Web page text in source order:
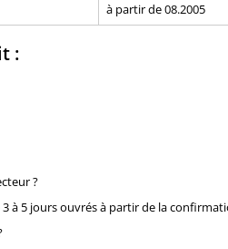
à partir de 08.2005
:
?
à 5 jours ouvrés à partir de la